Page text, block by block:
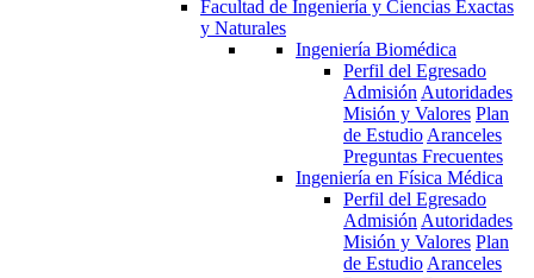
Facultad de Ingeniería y Ciencias Exactas
y Naturales
Ingeniería Biomédica
Perfil del Egresado
AdmisiónAutoridades
Misión y Valores Plan
de EstudioAranceles
Preguntas Frecuentes
Ingeniería en Física Médica
Perfil del Egresado
AdmisiónAutoridades
Misión y Valores Plan
de EstudioAranceles